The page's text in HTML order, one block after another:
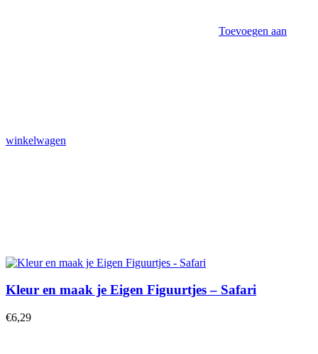
Toevoegen aan
winkelwagen
Kleur en maak je Eigen Figuurtjes – Safari
€6,29